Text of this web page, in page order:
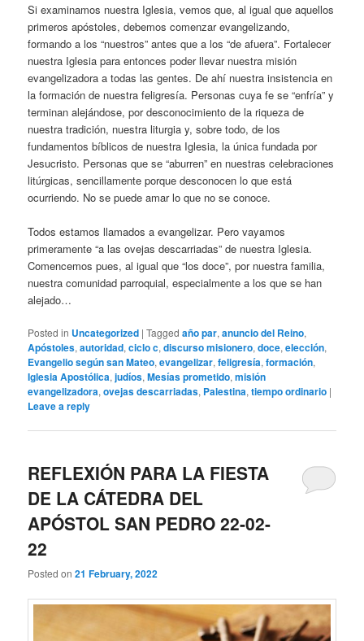
Si examinamos nuestra Iglesia, vemos que, al igual que aquellos
primeros apóstoles, debemos comenzar evangelizando,
formando a los “nuestros” antes que a los “de afuera”. Fortalecer
nuestra Iglesia para entonces poder llevar nuestra misión
evangelizadora a todas las gentes. De ahí nuestra insistencia en
la formación de nuestra feligresía. Personas cuya fe se “enfría” y
terminan alejándose, por desconocimiento de la riqueza de
nuestra tradición, nuestra liturgia y, sobre todo, de los
fundamentos bíblicos de nuestra Iglesia, la única fundada por
Jesucristo. Personas que se “aburren” en nuestras celebraciones
litúrgicas, sencillamente porque desconocen lo que está
ocurriendo. No se puede amar lo que no se conoce.
Todos estamos llamados a evangelizar. Pero vayamos
primeramente “a las ovejas descarriadas” de nuestra Iglesia.
Comencemos pues, al igual que “los doce”, por nuestra familia,
nuestra comunidad parroquial, especialmente a los que se han
alejado…
Posted in Uncategorized |Tagged año par,anuncio del Reino,
Apóstoles,autoridad,ciclo c,discurso misionero,doce,elección,
Evangelio según san Mateo,evangelizar,feligresía,formación,
Iglesia Apostólica,judíos,Mesías prometido,misión
evangelizadora,ovejas descarriadas, Palestina,tiempo ordinario |
Leave a reply
REFLEXIÓN PARA LA FIESTA
DE LA CÁTEDRA DEL
APÓSTOL SAN PEDRO 22-02-
22
Posted on21 February, 2022